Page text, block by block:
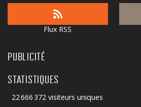
Flux RSS
PUBLICITÉ
STATISTIQUES
22 666 372 visiteurs uniques